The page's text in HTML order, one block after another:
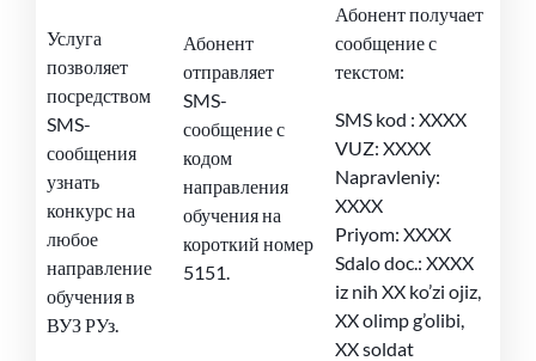
Услуга
позволяет
посредством
SMS-
сообщения
узнать
конкурс на
любое
направление
обучения в
ВУЗ РУз.
Абонент
отправляет
SMS-
сообщение с
кодом
направления
обучения на
короткий номер
5151.
Абонент получает
сообщение с
текстом:
SMS kod : XXXX
VUZ: XXXX
Napravleniy:
XXXX
Priyom: XXXX
Sdalo doc.: XXXX
iz nih XX ko’zi ojiz,
XX olimp g’olibi,
XX soldat